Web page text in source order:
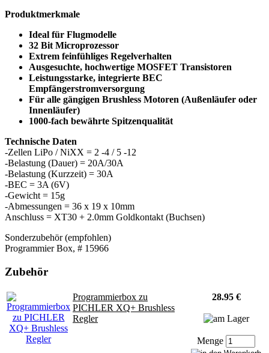
Produktmerkmale
Ideal für Flugmodelle
32 Bit Microprozessor
Extrem feinfühliges Regelverhalten
Ausgesuchte, hochwertige MOSFET Transistoren
Leistungsstarke, integrierte BEC
Empfängerstromversorgung
Für alle gängigen Brushless Motoren (Außenläufer oder
Innenläufer)
1000-fach bewährte Spitzenqualität
Technische Daten
-Zellen LiPo / NiXX = 2 -4 / 5 -12
-Belastung (Dauer) = 20A/30A
-Belastung (Kurzzeit) = 30A
-BEC = 3A (6V)
-Gewicht = 15g
-Abmessungen = 36 x 19 x 10mm
Anschluss = XT30 + 2.0mm Goldkontakt (Buchsen)
Sonderzubehör (empfohlen)
Programmier Box, # 15966
Zubehör
Programmierbox zu
PICHLER XQ+ Brushless
Regler
28.95 €
Menge